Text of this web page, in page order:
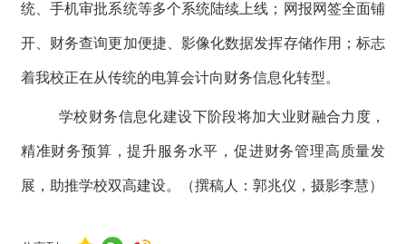
统、手机审批系统等多个系统陆续上线；网报网签全面铺
开、财务查询更加便捷、影像化数据发挥存储作用；标志
着我校正在从传统的电算会计向财务信息化转型。
学校财务信息化建设下阶段将加大业财融合力度，
精准财务预算，提升服务水平，促进财务管理高质量发
展，助推学校双高建设。（撰稿人：郭兆仪，摄影李慧）